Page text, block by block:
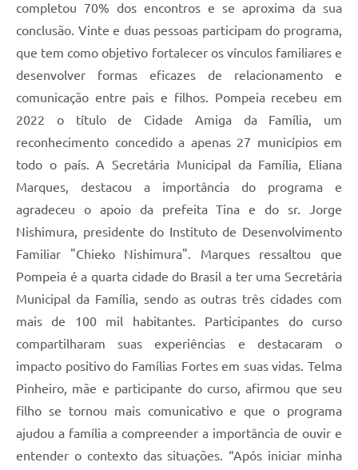
completou 70% dos encontros e se aproxima da sua
conclusão. Vinte e duas pessoas participam do programa,
que tem como objetivo fortalecer os vínculos familiares e
desenvolver formas eficazes de relacionamento e
comunicação entre pais e filhos. Pompeia recebeu em
2022 o título de Cidade Amiga da Família, um
reconhecimento concedido a apenas 27 municípios em
todo o país. A Secretária Municipal da Família, Eliana
Marques, destacou a importância do programa e
agradeceu o apoio da prefeita Tina e do sr. Jorge
Nishimura, presidente do Instituto de Desenvolvimento
Familiar "Chieko Nishimura". Marques ressaltou que
Pompeia é a quarta cidade do Brasil a ter uma Secretária
Municipal da Família, sendo as outras três cidades com
mais de 100 mil habitantes. Participantes do curso
compartilharam suas experiências e destacaram o
impacto positivo do Famílias Fortes em suas vidas. Telma
Pinheiro, mãe e participante do curso, afirmou que seu
filho se tornou mais comunicativo e que o programa
ajudou a família a compreender a importância de ouvir e
entender o contexto das situações. “Após iniciar minha